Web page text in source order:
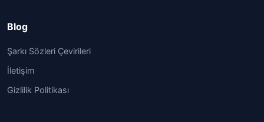
Blog
Şarkı Sözleri Çevirileri
İletişim
Gizlilik Politikası